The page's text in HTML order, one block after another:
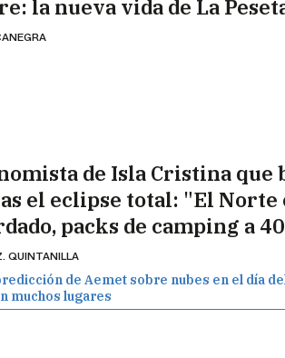
la nueva vida de La
de Isla Cristina que
el eclipse total: "El Norte
packs de camping a
QUINTANILLA
de Aemet sobre nubes en el día
muchos lugares